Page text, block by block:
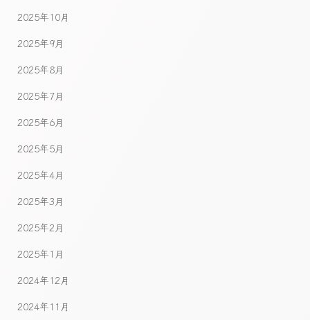
2025年10月
2025年9月
2025年8月
2025年7月
2025年6月
2025年5月
2025年4月
2025年3月
2025年2月
2025年1月
2024年12月
2024年11月